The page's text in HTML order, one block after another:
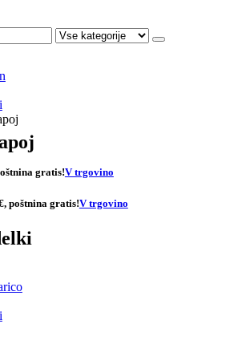
gratis!V trgovino
poštnina gratis!V trgovino